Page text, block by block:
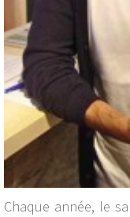
Chaque année, le